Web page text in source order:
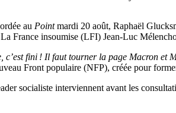
au Pointmardi 20 août, Raphaël
France insoumise (LFI) Jean-Luc
c’est fini ! Il faut tourner la page Macron et
Front populaire (NFP), créée pour
socialiste interviennent avant les